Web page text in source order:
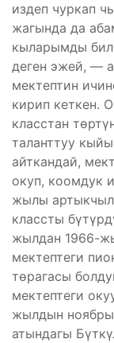
издеп чуркап
жагында да
кыларымды
деген эжей, —
мектептин
кирип кеткен.
класстан
таланттуу
айткандай,
окуп, коомдук
жылы
классты
жылдан 1966-
мектептеги
төрагасы
мектептеги
жылдын
атындагы